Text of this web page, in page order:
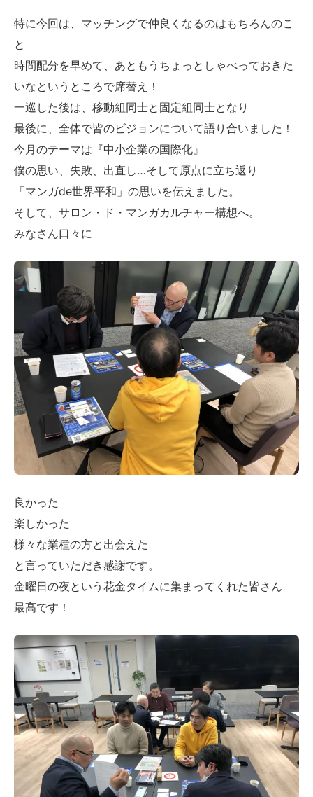
特に今回は、マッチングで仲良くなるのはもちろんのこ
と
時間配分を早めて、あともうちょっとしゃべっておきた
いなというところで席替え！
一巡した後は、移動組同士と固定組同士となり
最後に、全体で皆のビジョンについて語り合いました！
今月のテーマは『中小企業の国際化』
僕の思い、失敗、出直し…そして原点に立ち返り
「マンガde世界平和」の思いを伝えました。
そして、サロン・ド・マンガカルチャー構想へ。
みなさん口々に
良かった
楽しかった
様々な業種の方と出会えた
と言っていただき感謝です。
金曜日の夜という花金タイムに集まってくれた皆さん
最高です！